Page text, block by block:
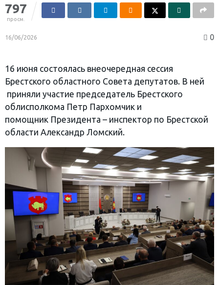
797
просм.
16/06/2026 0
16 июня состоялась внеочередная сессия
Брестского областного Совета депутатов. В ней
приняли участие председатель Брестского
облисполкома Петр Пархомчик и
помощник Президента – инспектор по Брестской
области Александр Ломский.